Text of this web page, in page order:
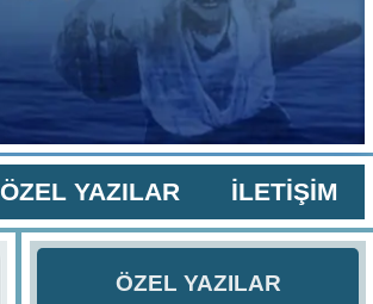
ÖZEL YAZILAR İLETİŞİM
ÖZEL YAZILAR